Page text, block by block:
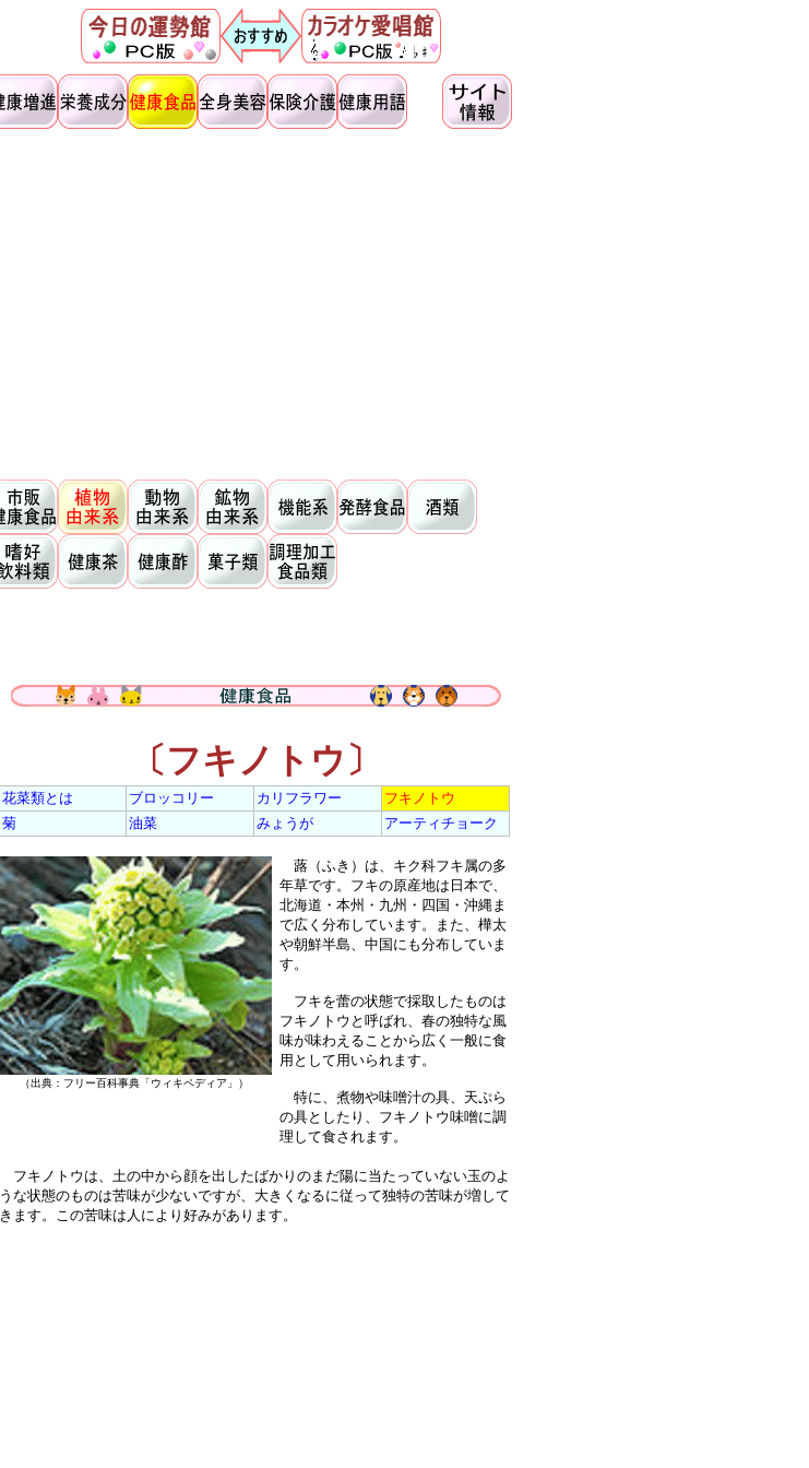
〔フキノトウ〕
花菜類とは ブロッコリー カリフラワー
フキノトウ
菊
油菜 みょうが アーティチョーク
（出典：フリー百科事典「ウィキペディア」）
蕗（ふき）は、キク科フキ属の多
年草です。フキの原産地は日本で、
北海道・本州・九州・四国・沖縄ま
で広く分布しています。また、樺太
や朝鮮半島、中国にも分布していま
す。
フキを蕾の状態で採取したものは
フキノトウと呼ばれ、春の独特な風
味が味わえることから広く一般に食
用として用いられます。
特に、煮物や味噌汁の具、天ぷら
の具としたり、フキノトウ味噌に調
理して食されます。
フキノトウは、土の中から顔を出したばかりのまだ陽に当たっていない玉のよ
うな状態のものは苦味が少ないですが、大きくなるに従って独特の苦味が増して
きます。この苦味は人により好みがあります。